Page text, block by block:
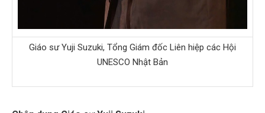
Giáo sư Yuji Suzuki, Tổng Giám đốc Liên hiệp các Hội
UNESCO Nhật Bản